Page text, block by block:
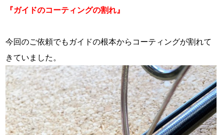
『ガイドのコーティングの割れ』
今回のご依頼でもガイドの根本からコーティングが割れて
きていました。